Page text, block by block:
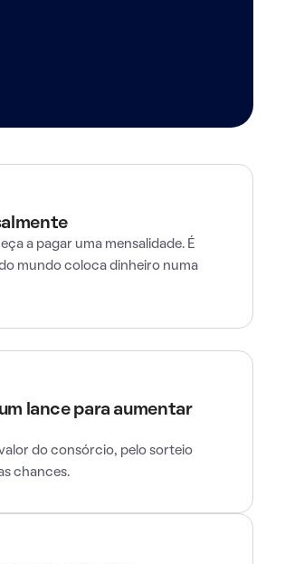
a pagar uma mensalidade. É
mundo coloca dinheiro numa
lance para aumentar
do consórcio, pelo sorteio
chances.